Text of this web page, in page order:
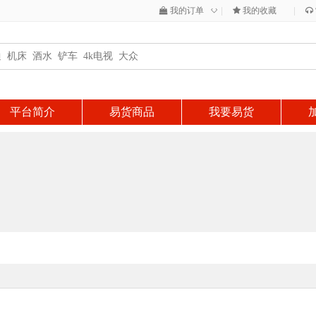
我的订单 ◇ 我的收藏
平台简介 易货商品 我要易货